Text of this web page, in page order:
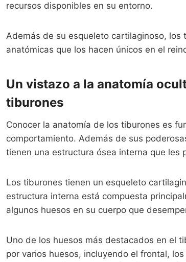
recursos disponibles en su entorno.
Además de su esqueleto cartilaginoso,
anatómicas que los hacen únicos en el
Un vistazo a la anatomía
tiburones
Conocer la anatomía de los tiburones es
comportamiento. Además de sus
tienen una estructura ósea interna que les
Los tiburones tienen un esqueleto
estructura interna está compuesta
algunos huesos en su cuerpo que
Uno de los huesos más destacados en el
por varios huesos, incluyendo el frontal,